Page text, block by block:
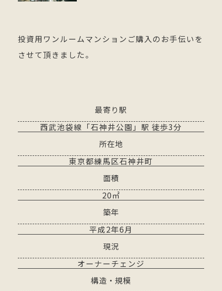
投資用ワンルームマンションご購入のお手伝いを
させて頂きました。
最寄り駅
西武池袋線「石神井公園」駅 徒歩3分
所在地
東京都練馬区石神井町
面積
20㎡
築年
平成2年6月
現況
オーナーチェンジ
構造・規模